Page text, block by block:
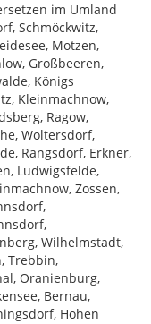
im Umland
Schmöckwitz,
Motzen,
Großbeeren,
Königs
Kleinmachnow,
Ragow,
Woltersdorf,
Rangsdorf, Erkner,
Ludwigsfelde,
Zossen,
Wilhelmstadt,
Trebbin,
Oranienburg,
Bernau,
Hohen